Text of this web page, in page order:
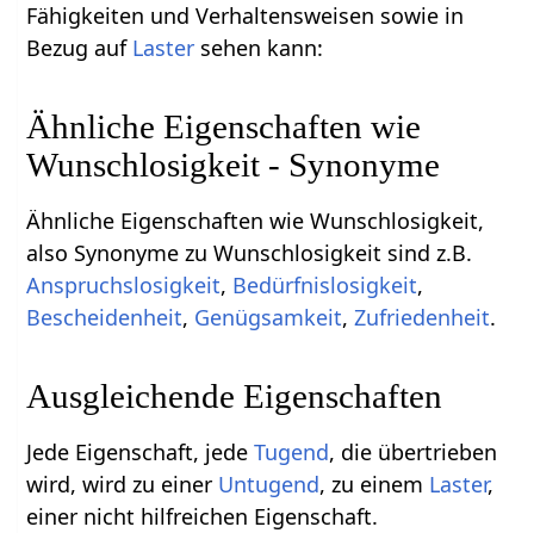
Fähigkeiten und Verhaltensweisen sowie in
Bezug auf Laster sehen kann:
Ähnliche Eigenschaften wie
Wunschlosigkeit - Synonyme
Ähnliche Eigenschaften wie Wunschlosigkeit,
also Synonyme zu Wunschlosigkeit sind z.B.
Anspruchslosigkeit, Bedürfnislosigkeit,
Bescheidenheit, Genügsamkeit,Zufriedenheit.
Ausgleichende Eigenschaften
Jede Eigenschaft, jedeTugend, die übertrieben
wird, wird zu einer Untugend, zu einem Laster,
einer nicht hilfreichen Eigenschaft.